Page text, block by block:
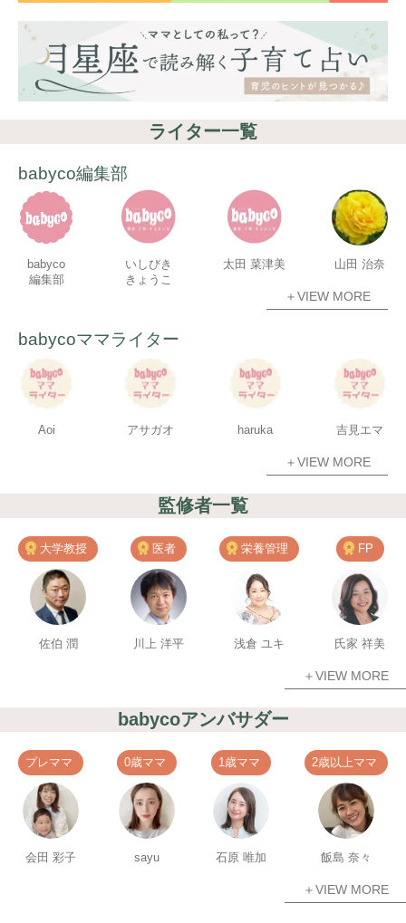
ライター一覧
babyco編集部
babyco
編集部
いしびき
きょうこ
太田 菜津美 山田 治奈
＋VIEW MORE
babycoママライター
Aoi アサガオ haruka 吉見エマ
＋VIEW MORE
監修者一覧
大学教授
佐伯 潤
医者
川上 洋平
栄養管理
浅倉 ユキ
FP
氏家 祥美
＋VIEW MORE
babycoアンバサダー
プレママ
会田 彩子
0歳ママ
sayu
1歳ママ
石原 唯加
2歳以上ママ
飯島 奈々
＋VIEW MORE